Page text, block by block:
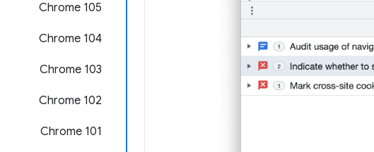
Chrome 105
‫Chrome 104
Chrome 103
Chrome 102
Chrome 101